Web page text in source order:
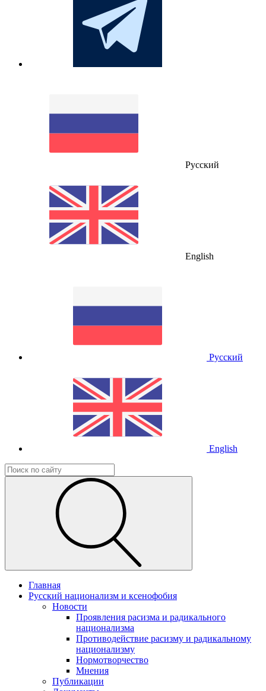
Русский
English
Русский
English
Главная
Русский национализм и ксенофобия
Новости
Проявления расизма и радикального
национализма
Противодействие расизму и радикальному
национализму
Нормотворчество
Мнения
Публикации